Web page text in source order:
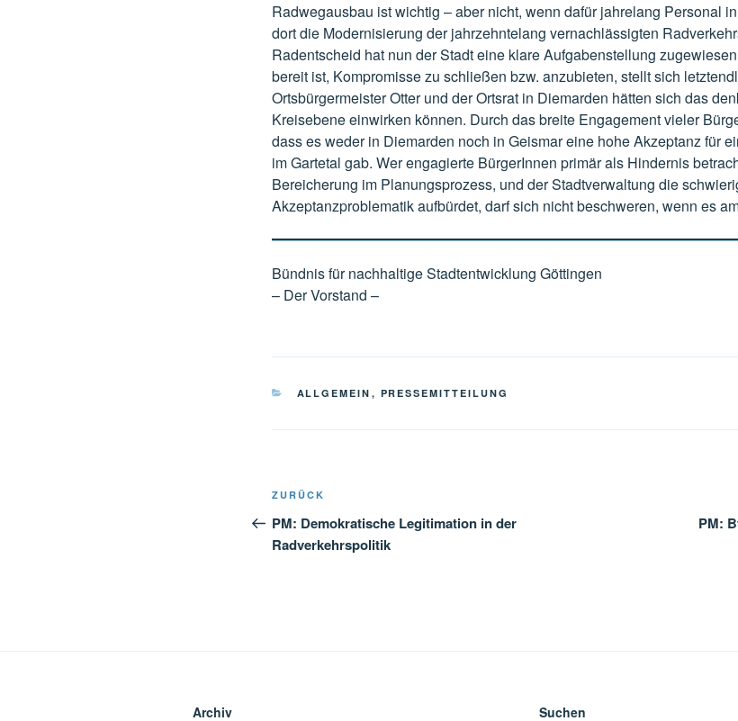
Radwegausbau ist wichtig – aber nicht, wenn dafür jahrelang Personal
dort die Modernisierung der jahrzehntelang vernachlässigten
Radentscheid hat nun der Stadt eine klare Aufgabenstellung
bereit ist, Kompromisse zu schließen bzw. anzubieten, stellt sich
Ortsbürgermeister Otter und der Ortsrat in Diemarden hätten sich das
Kreisebene einwirken können. Durch das breite Engagement vieler
dass es weder in Diemarden noch in Geismar eine hohe Akzeptanz für
im Gartetal gab. Wer engagierte BürgerInnen primär als Hindernis
Bereicherung im Planungsprozess, und der Stadtverwaltung die
Akzeptanzproblematik aufbürdet, darf sich nicht beschweren, wenn es
Bündnis für nachhaltige Stadtentwicklung Göttingen
– Der Vorstand –
KATEGORIEN
ALLGEMEIN , PRESSEMITTEILUNG
Beitragsnavigation
Vorheriger
Beitrag
ZURÜCK
PM: Demokratische Legitimation in der
Radverkehrspolitik
PM:
Archiv Suchen